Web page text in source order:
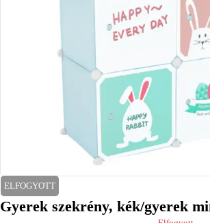
ELFOGYOTT
Gyerek szekrény, kék/gyerek